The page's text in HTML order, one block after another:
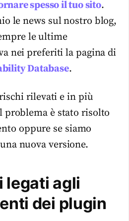
spesso il tuo sito.
le news sul nostro blog,
le ultime
nei preferiti la pagina di
Database.
rilevati e in più
problema è stato risolto
oppure se siamo
nuova versione.
legati agli
dei plugin